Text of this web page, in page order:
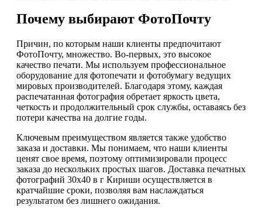
Почему выбирают ФотоПочту
Причин, по которым наши клиенты предпочитают
ФотоПочту, множество. Во-первых, это высокое
качество печати. Мы используем профессиональное
оборудование для фотопечати и фотобумагу ведущих
мировых производителей. Благодаря этому, каждая
распечатанная фотография обретает яркость цвета,
четкость и продолжительный срок службы, оставаясь без
потери качества на долгие годы.
Ключевым преимуществом является также удобство
заказа и доставки. Мы понимаем, что наши клиенты
ценят свое время, поэтому оптимизировали процесс
заказа до нескольких простых шагов. Доставка печатных
фотографий 30х40 в г Кириши осуществляется в
кратчайшие сроки, позволяя вам наслаждаться
результатом без лишнего ожидания.